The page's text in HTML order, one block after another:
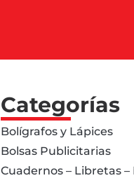
Categorías
Bolígrafos y Lápices
Bolsas Publicitarias
Cuadernos – Libretas –